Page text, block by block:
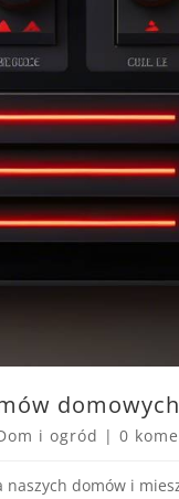
i ogród | 0
domów i